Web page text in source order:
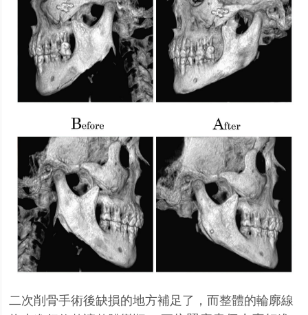
二次削骨手術後缺損的地方補足了，而整體的輪廓線